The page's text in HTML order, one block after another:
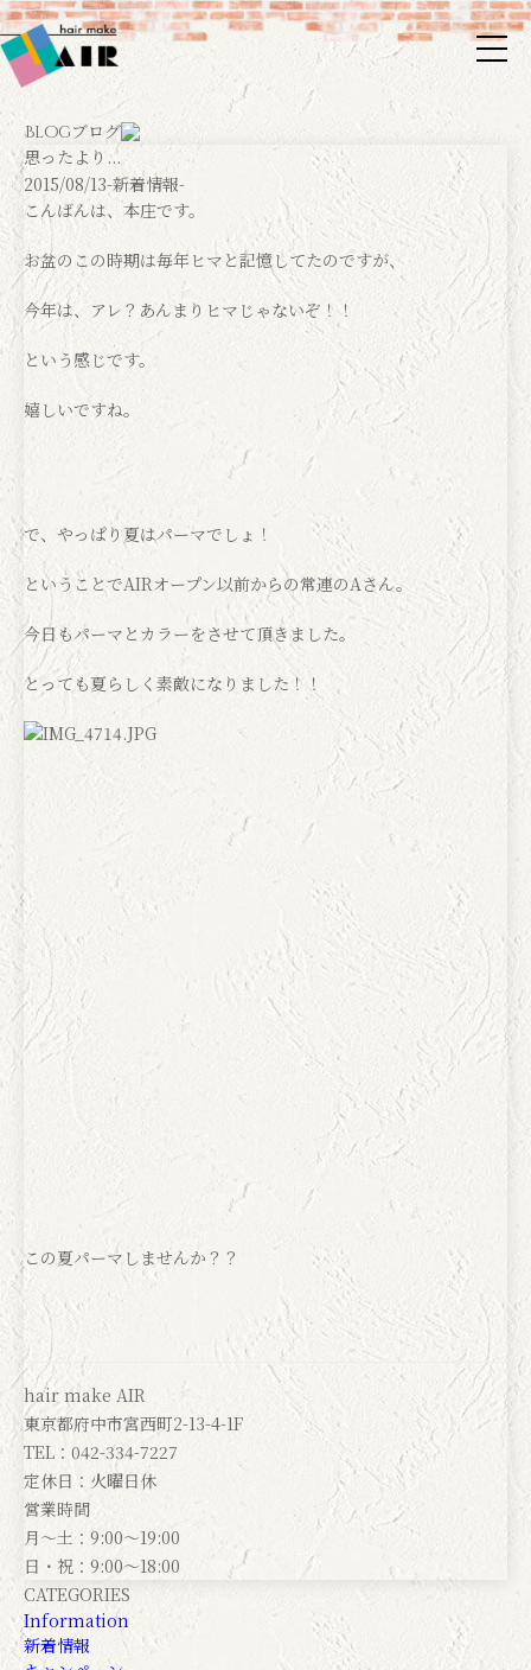
Blogブログ
思ったより...
2015/08/13-新着情報-
こんばんは、本庄です。
お盆のこの時期は毎年ヒマと記憶してたのですが、
今年は、アレ？あんまりヒマじゃないぞ！！
という感じです。
嬉しいですね。
で、やっぱり夏はパーマでしょ！
ということでAIRオープン以前からの常連のAさん。
今日もパーマとカラーをさせて頂きました。
とっても夏らしく素敵になりました！！
この夏パーマしませんか？？
hair make AIR
東京都府中市宮西町2-13-4-1F
TEL：042-334-7227
定休日：火曜日休
営業時間
月～土：9:00～19:00
日・祝：9:00～18:00
CATEGORIES
Information
新着情報